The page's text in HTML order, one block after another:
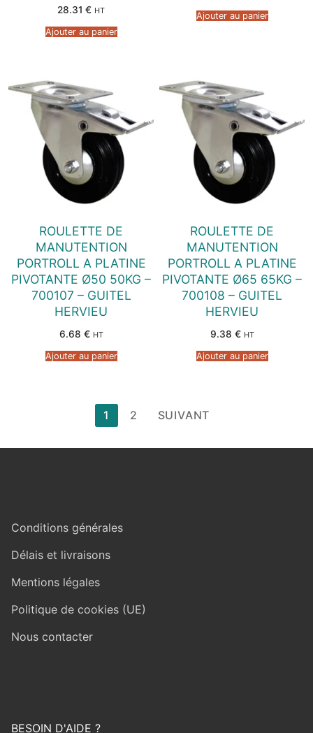
28.31 € HT
Ajouter au panier
Ajouter au panier
ROULETTE DE
MANUTENTION
PORTROLL A PLATINE
PIVOTANTE Ø50 50KG –
700107 – GUITEL
HERVIEU
6.68 € HT
Ajouter au panier
ROULETTE DE
MANUTENTION
PORTROLL A PLATINE
PIVOTANTE Ø65 65KG –
700108 – GUITEL
HERVIEU
9.38 € HT
Ajouter au panier
publications
1 2 SUIVANT
Conditions générales
Délais et livraisons
Mentions légales
Politique de cookies (UE)
Nous contacter
BESOIN D'AIDE ?